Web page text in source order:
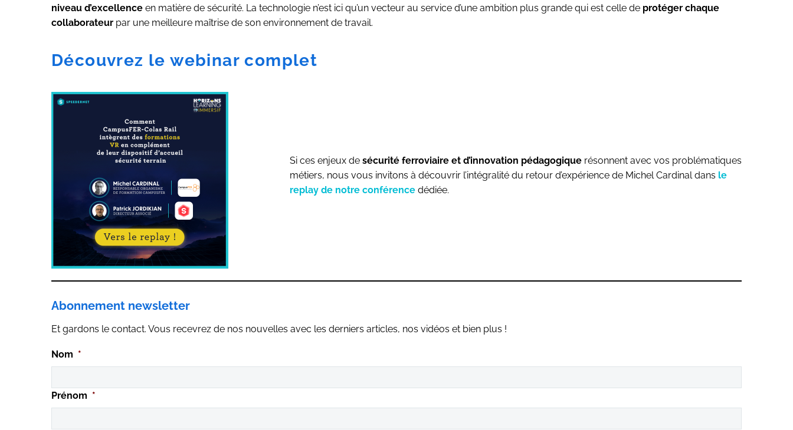
niveau d’excellence en matière de sécurité. La technologie n’est ici qu’un vecteur au service d’une ambition plus grande qui est celle de protéger chaque
collaborateur par une meilleure maîtrise de son environnement de travail.
Découvrez le webinar complet
Si ces enjeux de sécurité ferroviaire et d’innovation pédagogiquerésonnent avec vos problématiques
métiers, nous vous invitons à découvrir l’intégralité du retour d’expérience de Michel Cardinal dans le
replay de notre conférence dédiée.
Abonnement newsletter
Et gardons le contact. Vous recevrez de nos nouvelles avec les derniers articles, nos vidéos et bien plus !
Nom *
Prénom *